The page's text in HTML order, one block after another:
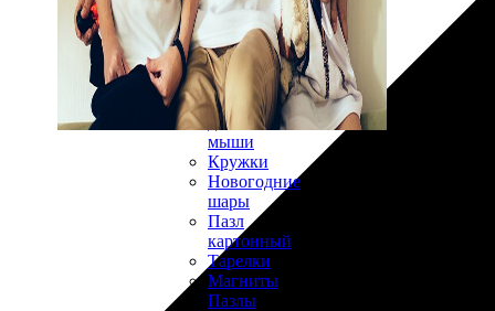
картины
ФотоПостеры
ФотоПодушки
Фотоcувениры
Значки
Коврик
для
мыши
Кружки
Новогодние
шары
Пазл
картонный
Тарелки
Магниты
Пазлы